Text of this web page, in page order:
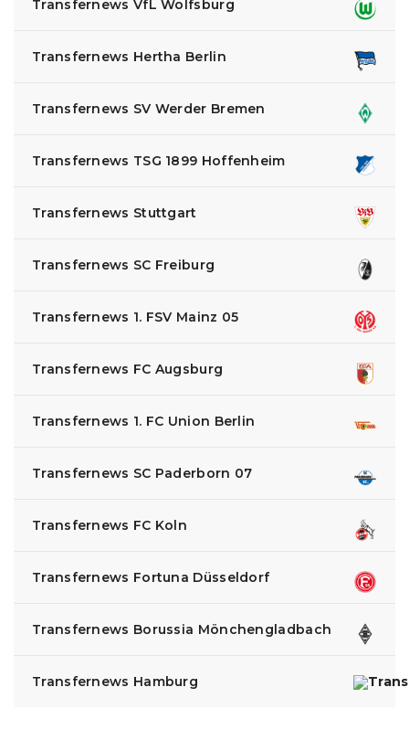
Transfernews VfL Wolfsburg
Transfernews Hertha Berlin
Transfernews SV Werder Bremen
Transfernews TSG 1899 Hoffenheim
Transfernews Stuttgart
Transfernews SC Freiburg
Transfernews 1. FSV Mainz 05
Transfernews FC Augsburg
Transfernews 1. FC Union Berlin
Transfernews SC Paderborn 07
Transfernews FC Koln
Transfernews Fortuna Düsseldorf
Transfernews Borussia Mönchengladbach
Transfernews Hamburg